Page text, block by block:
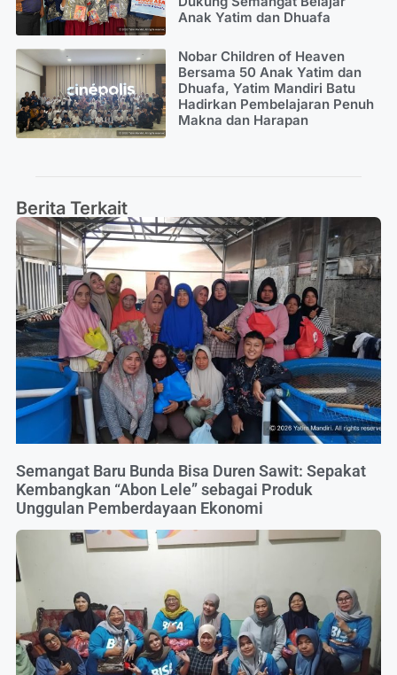
Anak Yatim dan Dhuafa
Nobar Children of Heaven
Bersama 50 Anak Yatim dan
Dhuafa, Yatim Mandiri Batu
Hadirkan Pembelajaran Penuh
Makna dan Harapan
Berita Terkait
Semangat Baru Bunda Bisa Duren Sawit: Sepakat
Kembangkan “Abon Lele” sebagai Produk
Unggulan Pemberdayaan Ekonomi